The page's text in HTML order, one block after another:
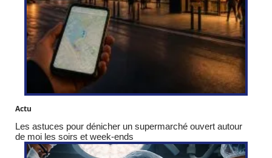
Actu
Les astuces pour dénicher un supermarché ouvert autour
de moi les soirs et week-ends